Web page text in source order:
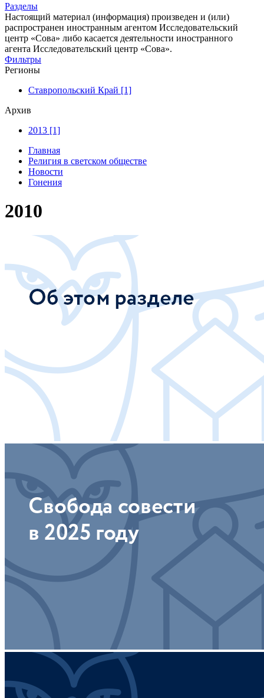
Разделы
Настоящий материал (информация) произведен и (или)
распространен иностранным агентом Исследовательский
центр «Сова» либо касается деятельности иностранного
агента Исследовательский центр «Сова».
Фильтры
Регионы
Ставропольский Край [1]
Архив
2013 [1]
Главная
Религия в светском обществе
Новости
Гонения
2010